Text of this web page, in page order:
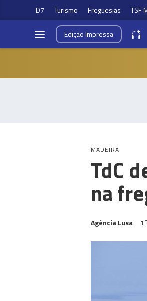
D7 Turismo Freguesias TSF
EdiçãoImpressa
MADEIRA
TdC
na
Agência Lusa